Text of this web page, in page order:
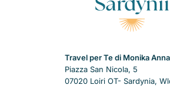
Travel per Te di Monika
Piazza San Nicola, 5
07020 Loiri OT- Sardynia,